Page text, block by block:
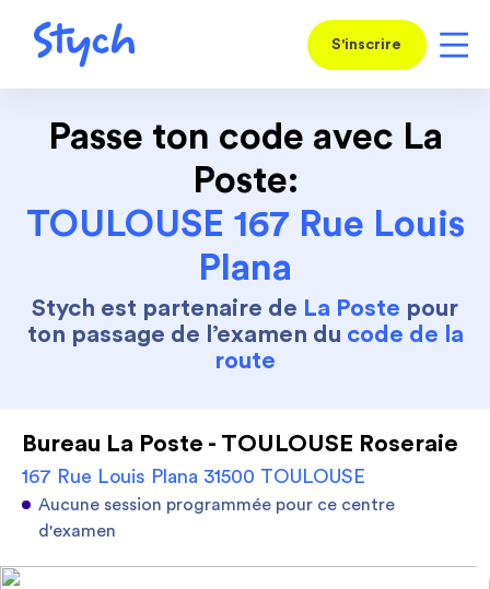
S'inscrire
Passe ton code avec La
Poste:
TOULOUSE 167 Rue Louis
Plana
Stych est partenaire de La Poste pour
ton passage de l’examen du code de la
route
Bureau La Poste - TOULOUSE Roseraie
167 Rue Louis Plana 31500 TOULOUSE
Aucune session programmée pour ce centre
d'examen